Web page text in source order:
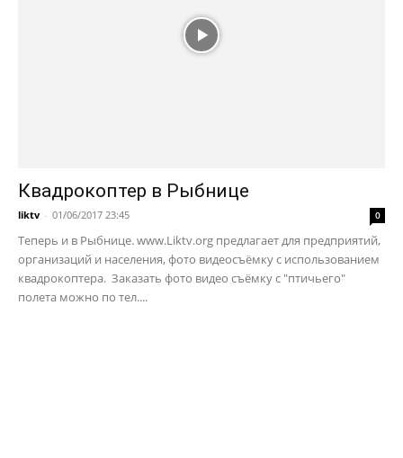
Квадрокоптер в Рыбнице
liktv - 01/06/2017 23:45 0
Теперь и в Рыбнице. www.Liktv.org предлагает для предприятий,
организаций и населения, фото видеосъёмку с использованием
квадрокоптера. Заказать фото видео съёмку с "птичьего"
полета можно по тел....